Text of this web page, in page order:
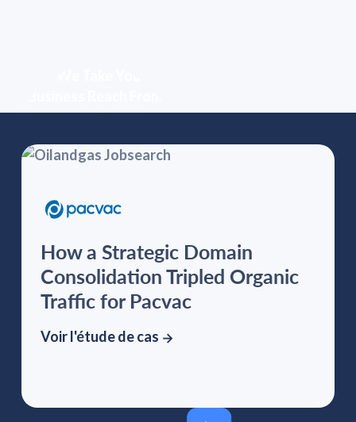
How a Strategic Domain
Consolidation Tripled Organic
Traffic for Pacvac
Voir l'étude de cas